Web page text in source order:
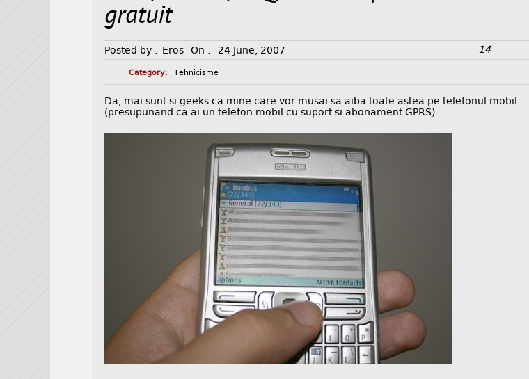
gratuit
Posted by : Eros On : 24 June, 2007 14
Category: Tehnicisme
Da, mai sunt si geeks ca mine care vor musai sa aiba toate astea pe telefonul mobil.
(presupunand ca ai un telefon mobil cu suport si abonament GPRS)